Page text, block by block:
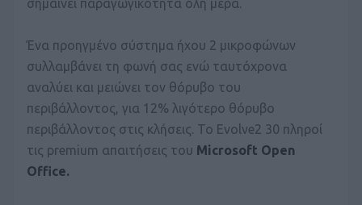
σημαίνει παραγωγικότητα όλη μέρα.
Ένα προηγμένο σύστημα ήχου 2 μικροφώνων
συλλαμβάνει τη φωνή σας ενώ ταυτόχρονα
αναλύει και μειώνει τον θόρυβο του
περιβάλλοντος, για 12% λιγότερο θόρυβο
περιβάλλοντος στις κλήσεις. Το Evolve2 30 πληροί
τις premium απαιτήσεις του Microsoft Open
Office.